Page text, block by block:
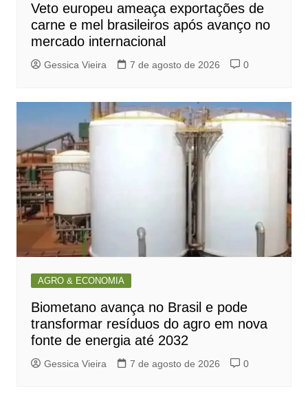
Veto europeu ameaça exportações de
carne e mel brasileiros após avanço no
mercado internacional
Gessica Vieira 7 de agosto de 2026 0
AGRO & ECONOMIA
Biometano avança no Brasil e pode
transformar resíduos do agro em nova
fonte de energia até 2032
Gessica Vieira 7 de agosto de 2026 0